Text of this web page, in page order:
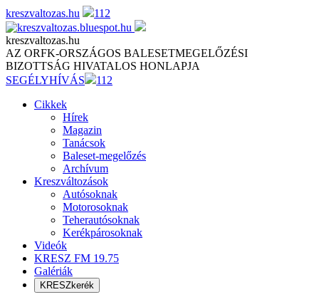
Skip
to
content
kreszvaltozas.hu 112
kreszvaltozas.hu
AZ ORFK-ORSZÁGOS BALESETMEGELŐZÉSI
BIZOTTSÁG HIVATALOS HONLAPJA
SEGÉLYHÍVÁS
112
Cikkek
Hírek
Magazin
Tanácsok
Baleset-megelőzés
Archívum
Kreszváltozások
Autósoknak
Motorosoknak
Teherautósoknak
Kerékpárosoknak
Videók
KRESZ FM 19.75
Galériák
KRESZkerék